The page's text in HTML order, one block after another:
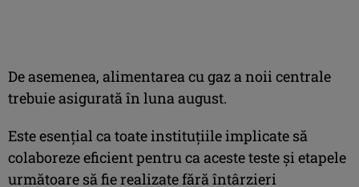
De asemenea, alimentarea cu gaz a noii centrale
trebuie asigurată în luna august.
Este esențial ca toate instituțiile implicate să
colaboreze eficient pentru ca aceste teste și etapele
următoare să fie realizate fără întârzieri